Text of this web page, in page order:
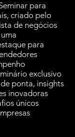
para
criado pelo
de negócios
para
exclusivo
ponta, insights
inovadoras
únicos